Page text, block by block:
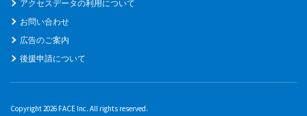
アクセスデータの利用について
お問い合わせ
広告のご案内
後援申請について
Copyright 2026 FACE Inc. All rights reserved.